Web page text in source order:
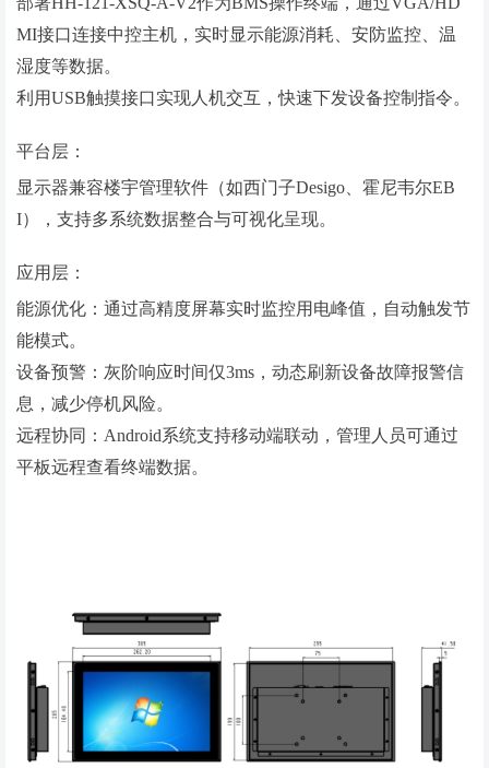
MI接口连接中控主机，实时显示能源消耗、安防监控、温
湿度等数据。
利用USB触摸接口实现人机交互，快速下发设备控制指令。
平台层：
显示器兼容楼宇管理软件（如西门子Desigo、霍尼韦尔EB
I），支持多系统数据整合与可视化呈现。
应用层：
能源优化：通过高精度屏幕实时监控用电峰值，自动触发节
能模式。
设备预警：灰阶响应时间仅3ms，动态刷新设备故障报警信
息，减少停机风险。
远程协同：Android系统支持移动端联动，管理人员可通过
平板远程查看终端数据。